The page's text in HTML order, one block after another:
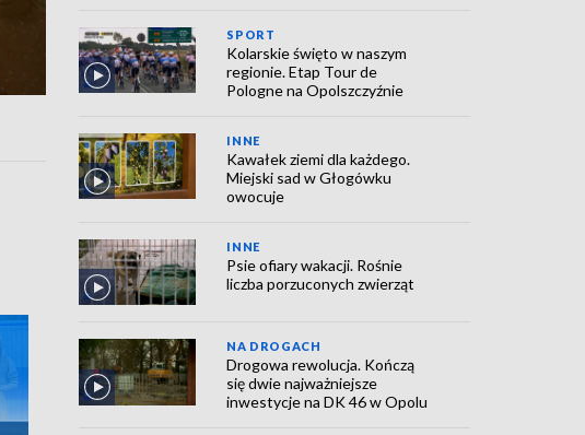
SPORT
Kolarskie święto w naszym
regionie. Etap Tour de
Pologne na Opolszczyźnie
INNE
Kawałek ziemi dla każdego.
Miejski sad w Głogówku
owocuje
INNE
Psie ofiary wakacji. Rośnie
liczba porzuconych zwierząt
NA DROGACH
Drogowa rewolucja. Kończą
się dwie najważniejsze
inwestycje na DK 46 w Opolu